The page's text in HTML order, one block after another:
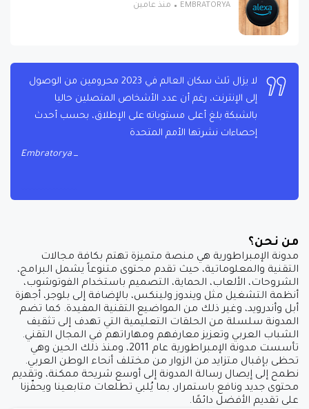
EMBRATORYA منذ عامين
لا يزال ثلث سكان العالم في 2023 محرومين من الوصول
إلى الإنترنت، رغم أن عدد الأشخاص المتصلين حاليا
بالشبكة بلغ أعلى مستوياته على الإطلاق، بحسب أحدث
إحصاءات نشرتها الأمم المتحدة
Embratorya
من نحن؟
مدونة الإمبراطورية هي منصة متميزة تهتم بكافة مجالات
التقنية والمعلوماتية، حيث تقدم محتوى متنوعاً يشمل البرامج،
الشروحات، الألعاب، الحماية، التصميم باستخدام الفوتوشوب،
أنظمة التشغيل مثل ويندوز ولينكس، بالإضافة إلى بلوجر، أجهزة
أبل وأندرويد، وغير ذلك من المواضيع التقنية المفيدة. كما تضم
المدونة سلسلة من الحلقات التعليمية التي تهدف إلى تثقيف
الشباب العربي وتعزيز معارفهم ومهاراتهم في المجال التقني.
تأسست مدونة الإمبراطورية عام 2011، ومنذ ذلك الحين وهي
تحظى بإقبال متزايد من الزوار من مختلف أنحاء الوطن العربي.
نطمح إلى إيصال رسالة المدونة إلى أوسع شريحة ممكنة، وتقديم
محتوى جديد ونافع باستمرار، بما يُلبي تطلعات متابعينا ويحفّزنا
على تقديم الأفضل دائمًا.